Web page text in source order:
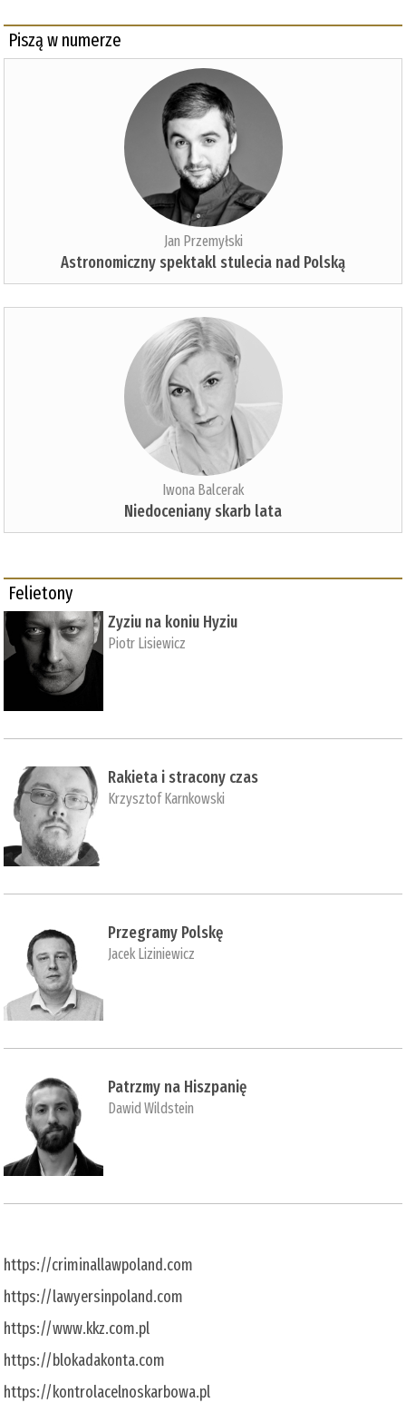
Piszą w numerze
Jan Przemyłski
Astronomiczny spektakl stulecia nad Polską
Iwona Balcerak
Niedoceniany skarb lata
Felietony
Zyziu na koniu Hyziu
Piotr Lisiewicz
Rakieta i stracony czas
Krzysztof Karnkowski
Przegramy Polskę
Jacek Liziniewicz
Patrzmy na Hiszpanię
Dawid Wildstein
https://criminallawpoland.com
https://lawyersinpoland.com
https://www.kkz.com.pl
https://blokadakonta.com
https://kontrolacelnoskarbowa.pl